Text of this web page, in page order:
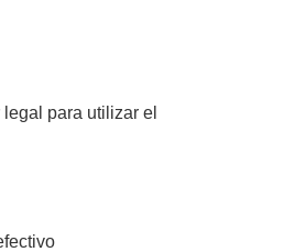
para utilizar el